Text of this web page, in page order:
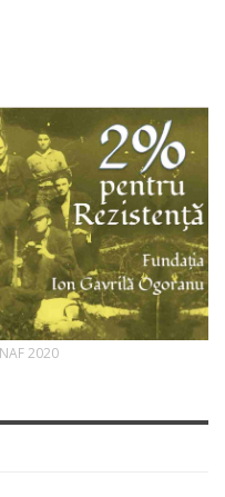
2020